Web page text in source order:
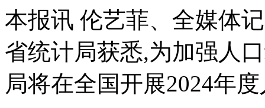
本报讯 伦艺菲、全媒体
省统计局获悉,为加强人
局将在全国开展2024年